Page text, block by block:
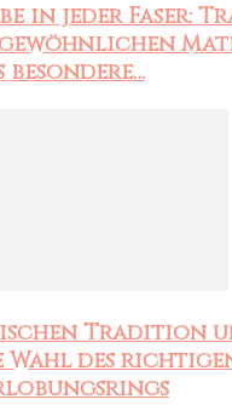
in jeder Faser:
besondere…
Tradition
Wahl des